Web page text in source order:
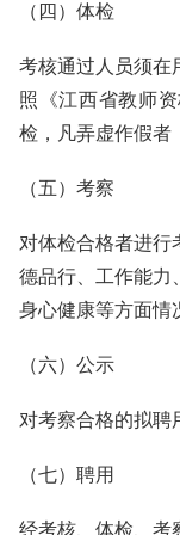
（四）体检
考核通过人员须在
照《江西省教师
检，凡弄虚作假者
（五）考察
对体检合格者进行
德品行、工作能力
身心健康等方面情
（六）公示
对考察合格的拟聘
（七）聘用
经考核、体检、考